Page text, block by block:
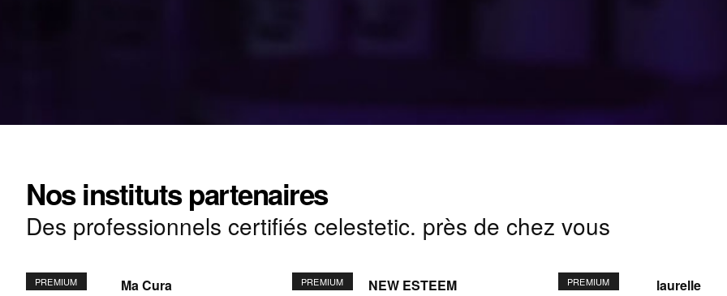
Nos instituts partenaires
Des professionnels certifiés celestetic. près de chez vous
PREMIUM Ma Cura PREMIUM NEW ESTEEM PREMIUM laurelle